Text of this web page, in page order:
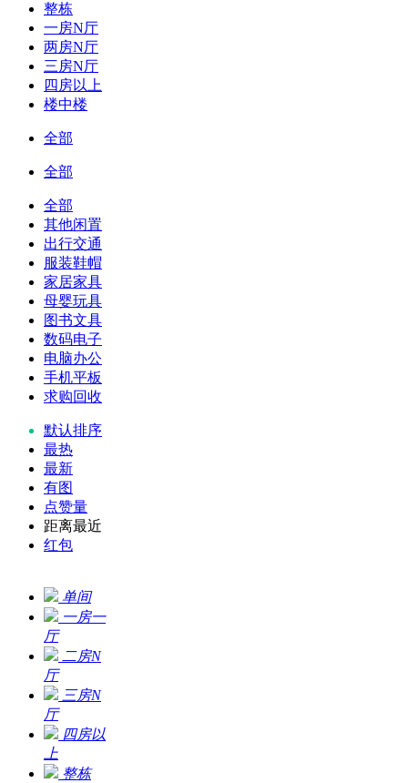
整栋
一房N厅
两房N厅
三房N厅
四房以上
楼中楼
全部
全部
全部
其他闲置
出行交通
服装鞋帽
家居家具
母婴玩具
图书文具
数码电子
电脑办公
手机平板
求购回收
默认排序
最热
最新
有图
点赞量
距离最近
红包
单间
一房一
厅
二房N
厅
三房N
厅
四房以
上
整栋